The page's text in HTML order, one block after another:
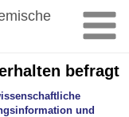
befragt
und